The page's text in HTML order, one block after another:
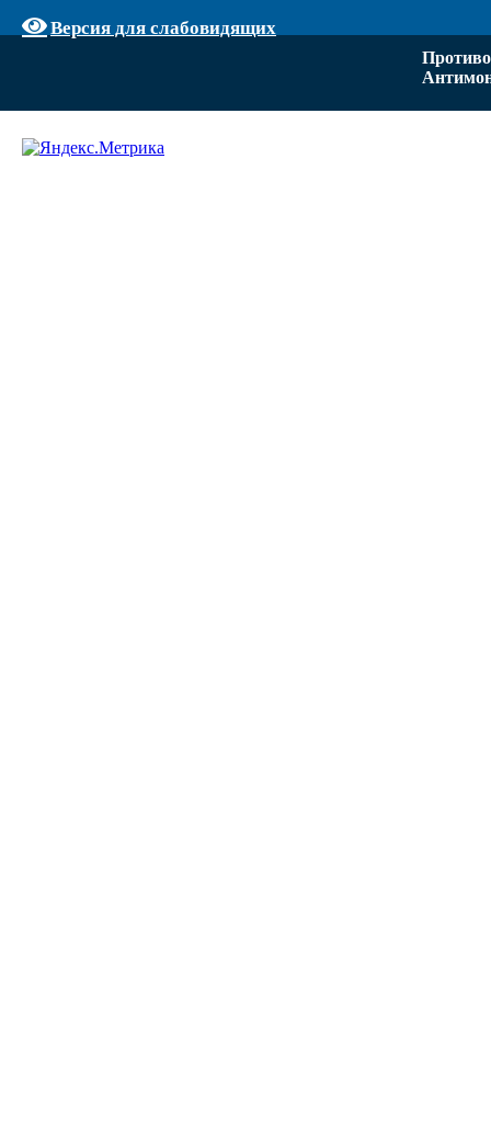
Версия для слабовидящих